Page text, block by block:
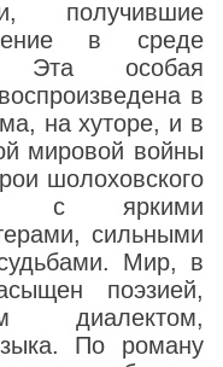
получившие
в среде
Эта особая
в
на хуторе, и в
мировой войны
шолоховского
с яркими
сильными
Мир, в
поэзией,
диалектом,
По роману